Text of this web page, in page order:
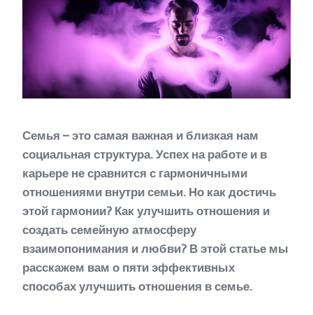
Семья – это самая важная и близкая нам
социальная структура. Успех на работе и в
карьере не сравнится с гармоничными
отношениями внутри семьи. Но как достичь
этой гармонии? Как улучшить отношения и
создать семейную атмосферу
взаимопонимания и любви? В этой статье мы
расскажем вам о пяти эффективных
способах улучшить отношения в семье.